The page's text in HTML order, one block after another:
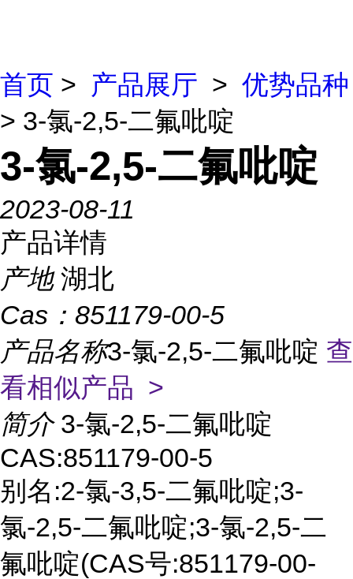
首页 > 产品展厅 > 优势品种
> 3-氯-2,5-二氟吡啶
3-氯-2,5-二氟吡啶
2023-08-11
产品详情
产地 湖北
Cas： 851179-00-5
产品名称3-氯-2,5-二氟吡啶 查
看相似产品 >
简介 3-氯-2,5-二氟吡啶
CAS:851179-00-5
别名:2-氯-3,5-二氟吡啶;3-
氯-2,5-二氟吡啶;3-氯-2,5-二
氟吡啶(CAS号:851179-00-